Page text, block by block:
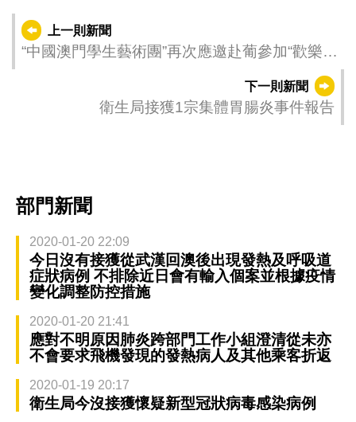
上一則新聞
“中國澳門學生藝術團”再次應邀赴葡參加“歡樂春
下一則新聞
衛生局接獲1宗集體胃腸炎事件報告
部門新聞
2020-01-20 22:09
今日沒有接獲從武漢回澳後出現發熱及呼吸道
症狀病例 不排除近日會有輸入個案並根據疫情
變化調整防控措施
2020-01-20 21:41
應對不明原因肺炎跨部門工作小組澄清從未亦
不會要求飛機發現的發熱病人及其他乘客折返
2020-01-19 20:17
衛生局今沒接獲懷疑新型冠狀病毒感染病例